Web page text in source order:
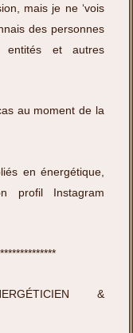
mais je ne ‘vois
des personnes
entités et autres
au moment de la
en énergétique,
profil Instagram
&